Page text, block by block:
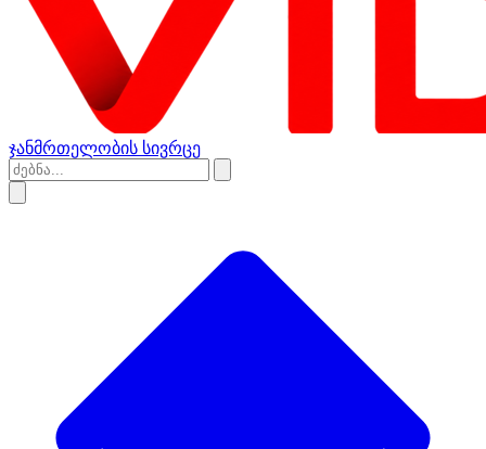
ჯანმრთელობის სივრცე